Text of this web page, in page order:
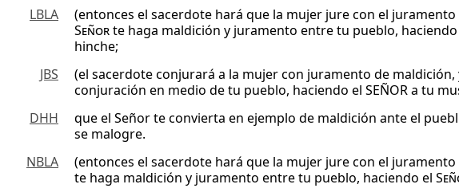
LBLA
(entonces el sacerdote hará que la mujer jure con el
Señorte haga maldición y juramento entre tu pueblo, haciendo
hinche;
JBS
(el sacerdote conjurará a la mujer con juramento de maldición,
conjuración en medio de tu pueblo, haciendo el SEÑOR a tu
DHH
que el Señor te convierta en ejemplo de maldición ante el
se malogre.
NBLA
(entonces el sacerdote hará que la mujer jure con el juramento
te haga maldición y juramento entre tu pueblo, haciendo el